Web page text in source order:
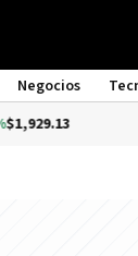
Negocios